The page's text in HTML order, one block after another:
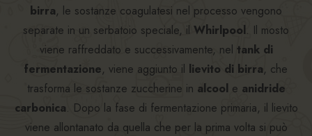
birra, le sostanze coagulatesi nel processo vengono
separate in un serbatoio speciale, il Whirlpool. Il mosto
viene raffreddato e successivamente, nel tank di
fermentazione, viene aggiunto il lievito di birra, che
trasforma le sostanze zuccherine in alcool e anidride
carbonica. Dopo la fase di fermentazione primaria, il lievito
viene allontanato da quella che per la prima volta si può